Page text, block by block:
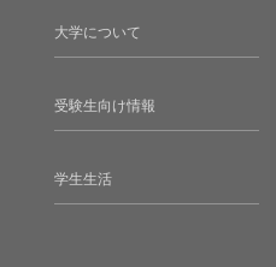
大学について
受験生向け情報
学生生活